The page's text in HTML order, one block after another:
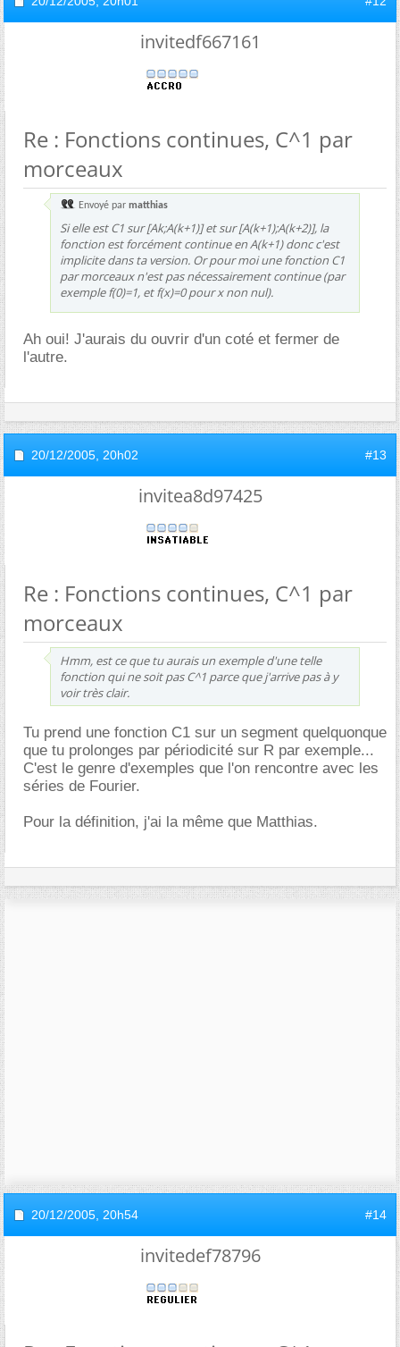
invitedf667161
Re : Fonctions continues, C^1 par
morceaux
Envoyé par matthias
Si elle est C1 sur [Ak;A(k+1)] et sur [A(k+1);A(k+2)], la
fonction est forcément continue en A(k+1) donc c'est
implicite dans ta version. Or pour moi une fonction C1
par morceaux n'est pas nécessairement continue (par
exemple f(0)=1, et f(x)=0 pour x non nul).
Ah oui! J'aurais du ouvrir d'un coté et fermer de
l'autre.
20/12/2005, 20h02 #13
invitea8d97425
Re : Fonctions continues, C^1 par
morceaux
Hmm, est ce que tu aurais un exemple d'une telle
fonction qui ne soit pas C^1 parce que j'arrive pas à y
voir très clair.
Tu prend une fonction C1 sur un segment quelquonque
que tu prolonges par périodicité sur R par exemple...
C'est le genre d'exemples que l'on rencontre avec les
séries de Fourier.
Pour la définition, j'ai la même que Matthias.
20/12/2005, 20h54 #14
invitedef78796